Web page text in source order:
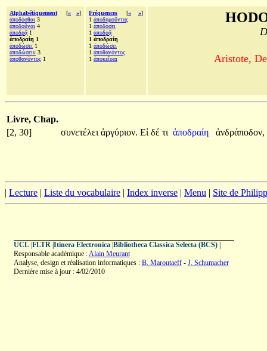
Alphabétiquement [« »]
ἀποδόσθαι 3
ἀποδοῦναι 4
ἀποδρᾷ 1
ἀποδραίη 1
ἀποδώσει 1
ἀποδώσειν 3
ἀποθανόντος 1
Fréquences [« »]
1 ἀποδημοῦντας
1 ἀποδόσει
1 ἀποδρᾷ
1 ἀποδραίη
1 ἀποδώσει
1 ἀποθανόντος
1 ἀποκεῖραι Aristote,
Livre, Chap.
[2, 30]
συνετέλει ἀργύριον. Εἰ δέ τι ἀποδραίη ἀνδράποδον,
| Lecture | Liste du vocabulaire | Index inverse | Menu | Site de
UCL| FLTR| Itinera Electronica| Bibliotheca Classica Selecta (BCS)|
Responsable académique :Alain Meurant
Analyse, design et réalisation informatiques : B. Maroutaeff- J. Schumacher
Dernière mise à jour : 4/02/2010